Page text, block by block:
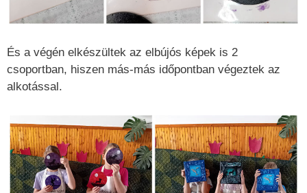
És a végén elkészültek az elbújós képek is 2
csoportban, hiszen más-más időpontban végeztek az
alkotással.